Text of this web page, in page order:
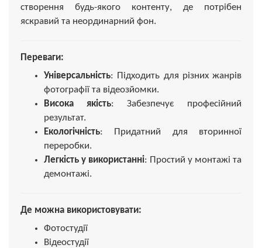
створення будь-якого контенту, де потрібен
яскравий та неординарний фон.
Переваги:
Універсальність: Підходить для різних жанрів
фотографії та відеозйомки.
Висока якість: Забезпечує професійний
результат.
Екологічність: Придатний для вторинної
переробки.
Легкість у використанні: Простий у монтажі та
демонтажі.
Де можна використовувати:
Фотостудії
Відеостудії